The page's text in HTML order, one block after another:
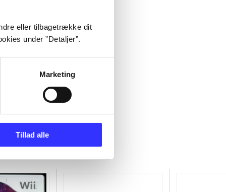
eller tilbagetrække dit
under ”Detaljer”.
Marketing
Tillad alle